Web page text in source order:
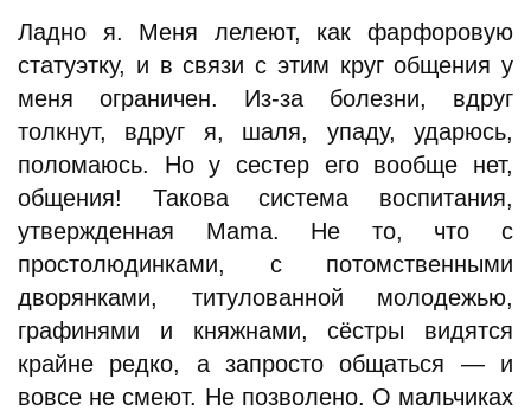
Ладно я. Меня лелеют, как фарфоровую
статуэтку, и в связи с этим круг общения у
меня ограничен. Из-за болезни, вдруг
толкнут, вдруг я, шаля, упаду, ударюсь,
поломаюсь. Но у сестер его вообще нет,
общения! Такова система воспитания,
утвержденная Mama. Не то, что с
простолюдинками, с потомственными
дворянками, титулованной молодежью,
графинями и княжнами, сёстры видятся
крайне редко, а запросто общаться — и
вовсе не смеют. Не позволено. О мальчиках